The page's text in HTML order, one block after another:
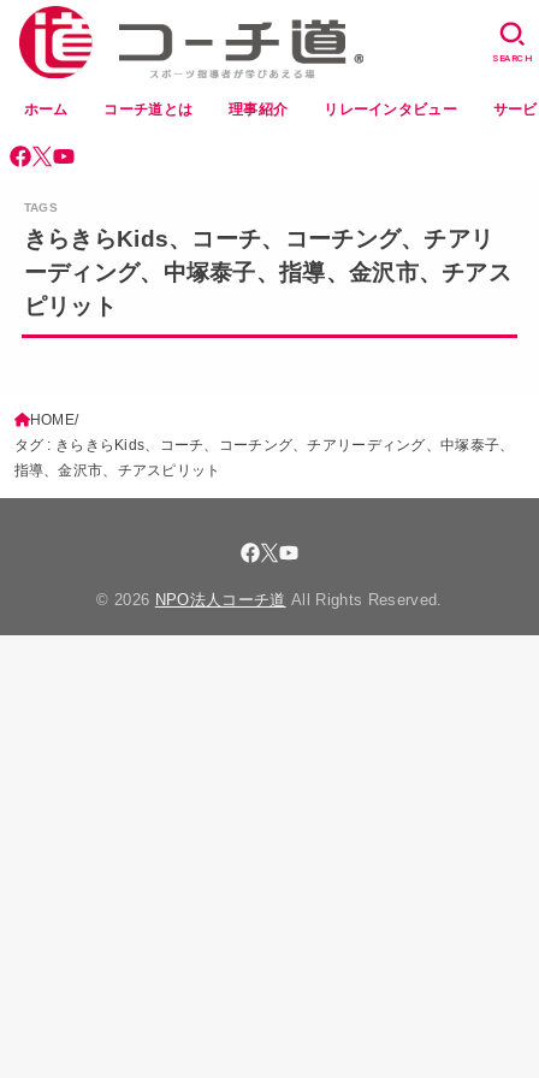
ホーム コーチ道とは 理事紹介 リレーインタビュー サー
SEARCH
きらきらKids、コーチ、コーチング、チアリ
ーディング、中塚泰子、指導、金沢市、チアス
ピリット
HOME
タグ : きらきらKids、コーチ、コーチング、チアリーディング、中塚泰子、
指導、金沢市、チアスピリット
© 2026 NPO法人コーチ道 All Rights Reserved.